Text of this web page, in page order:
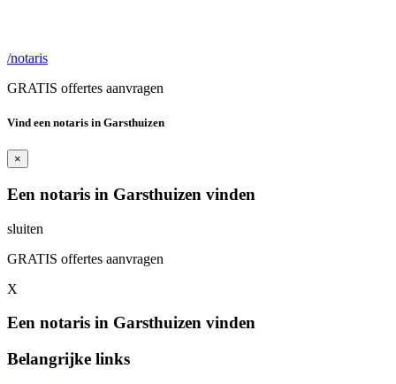
/notaris
GRATIS offertes aanvragen
Vind een notaris in Garsthuizen
×
Een notaris in Garsthuizen vinden
sluiten
GRATIS offertes aanvragen
X
Een notaris in Garsthuizen vinden
Belangrijke links